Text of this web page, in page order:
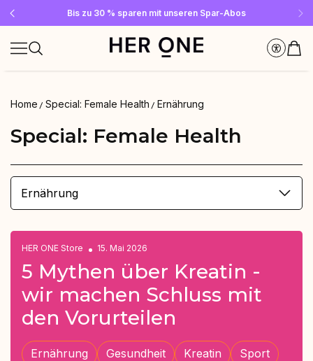
Gratis SLEEP WELL ab 69 € MBW - nur solange der Vorrat reicht!
Jetzt Newsletter abonnieren und 10 €-Gutschein sichern
Bis zu 30 % sparen mit unseren Spar-Abos
Home Special: Female Health Ernährung
Special: Female Health
Ernährung
HER ONE Store 15. Mai 2026
5 Mythen über Kreatin -
wir machen Schluss mit
den Vorurteilen
Ernährung Gesundheit Kreatin Sport